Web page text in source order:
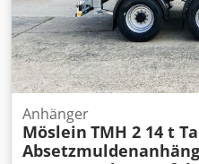
und Änderungen
Daten unter: !, More Details:
Anhänger
Möslein TMH 2 14 t